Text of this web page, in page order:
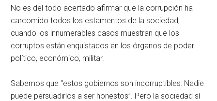
No es del todo acertado afirmar que la corrupción ha
carcomido todos los estamentos de la sociedad,
cuando los innumerables casos muestran que los
corruptos están enquistados en los órganos de poder
político, económico, militar.
Sabemos que “estos gobiernos son incorruptibles: Nadie
puede persuadirlos a ser honestos”. Pero la sociedad sí